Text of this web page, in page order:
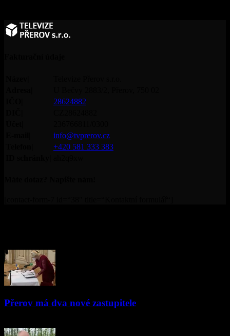
28624882
info@tvprerov.cz
+420 581 333 383
Přerov má dva nové zastupitele